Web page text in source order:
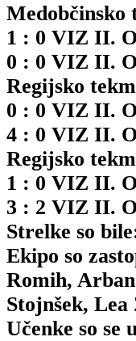
Medobčinsko
1 : 0 VIZ II.
0 : 0 VIZ II.
Regijsko
0 : 0 VIZ II.
4 : 0 VIZ II.
Regijsko
1 : 0 VIZ II.
3 : 2 VIZ II.
Strelke so
Ekipo so
Romih,
Stojnšek, Lea
Učenke so